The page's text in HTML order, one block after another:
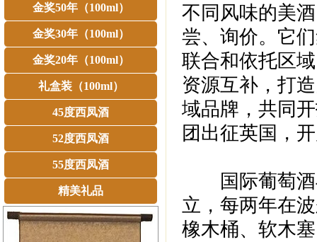
金奖50年（100ml）
金奖30年（100ml）
金奖20年（100ml）
礼盒装（100ml）
45度西凤酒
52度西凤酒
55度西凤酒
精美礼品
不同风味的美
尝、询价。它
联合和依托区
资源互补，打
域品牌，共同
团出征英国，
国际葡萄酒
立，每两年在
橡木桶、软木